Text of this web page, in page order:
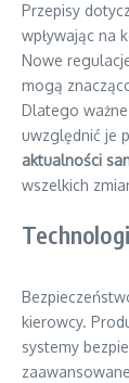
Przepisy
wpływając na
Nowe
mogą
Dlatego
uwzględnić je
aktualności
wszelkich
kierowcy.
systemy